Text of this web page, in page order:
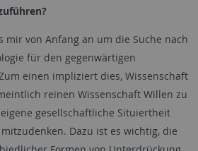
mir von Anfang an um die Suche nach
für den gegenwärtigen
einen impliziert dies, Wissenschaft
reinen Wissenschaft Willen zu
gesellschaftliche Situiertheit
Dazu ist es wichtig, die